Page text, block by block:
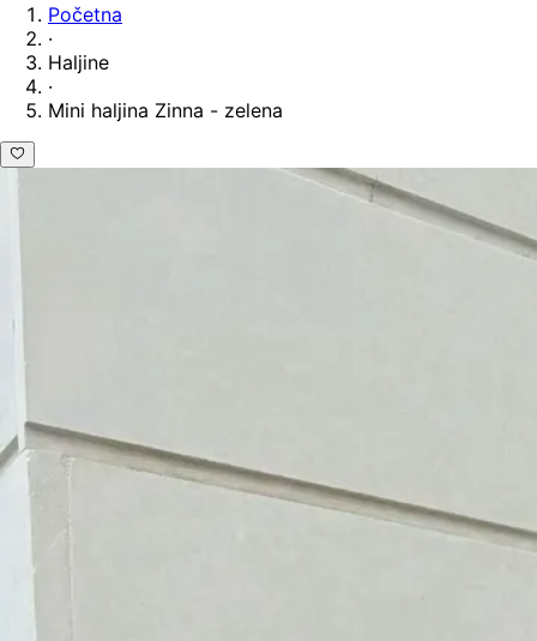
Početna
·
Haljine
·
Mini haljina Zinna - zelena